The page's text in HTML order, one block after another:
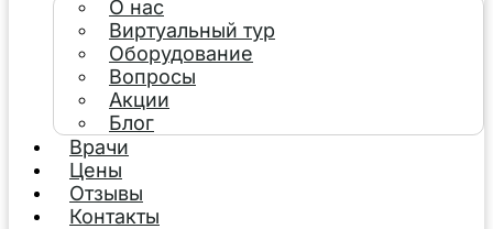
О нас
Виртуальный тур
Оборудование
Вопросы
Акции
Блог
Врачи
Цены
Отзывы
Контакты